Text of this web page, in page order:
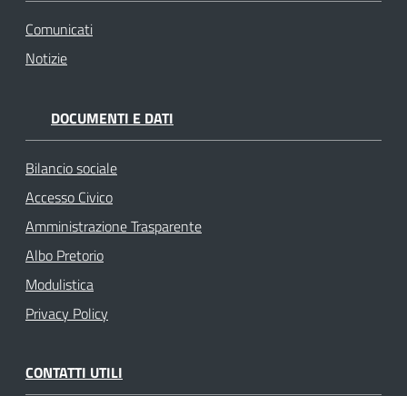
Comunicati
Notizie
DOCUMENTI E DATI
Bilancio sociale
Accesso Civico
Amministrazione Trasparente
Albo Pretorio
Modulistica
Privacy Policy
CONTATTI UTILI